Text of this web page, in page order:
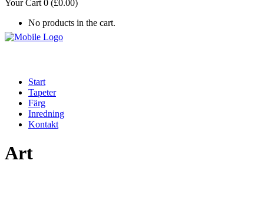
Your Cart 0 (£0.00)
No products in the cart.
Start
Tapeter
Färg
Inredning
Kontakt
Art